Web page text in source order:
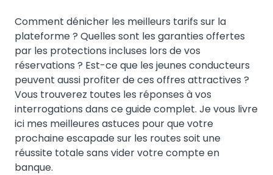
Comment dénicher les meilleurs tarifs sur la
plateforme ? Quelles sont les garanties offertes
par les protections incluses lors de vos
réservations ? Est-ce que les jeunes conducteurs
peuvent aussi profiter de ces offres attractives ?
Vous trouverez toutes les réponses à vos
interrogations dans ce guide complet. Je vous livre
ici mes meilleures astuces pour que votre
prochaine escapade sur les routes soit une
réussite totale sans vider votre compte en
banque.